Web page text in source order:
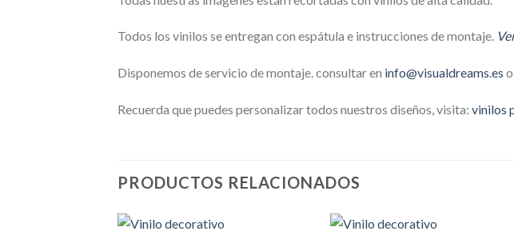
Todos los vinilos se entregan con espátula e instrucciones de montaje.
Disponemos de servicio de montaje. consultar en info@visualdreams.es
Recuerda que puedes personalizar todos nuestros diseños, visita: vinilos
PRODUCTOS RELACIONADOS